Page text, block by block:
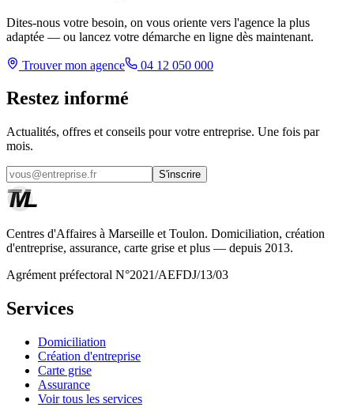
Dites-nous votre besoin, on vous oriente vers l'agence la plus
adaptée — ou lancez votre démarche en ligne dès maintenant.
Trouver mon agence 04 12 050 000
Restez informé
Actualités, offres et conseils pour votre entreprise. Une fois par
mois.
S'inscrire
Centres d'Affaires à Marseille et Toulon. Domiciliation, création
d'entreprise, assurance, carte grise et plus — depuis 2013.
Agrément préfectoral N°2021/AEFDJ/13/03
Services
Domiciliation
Création d'entreprise
Carte grise
Assurance
Voir tous les services